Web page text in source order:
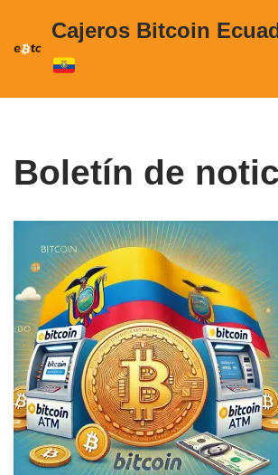
Saltar
contenido
Cajeros Bitcoin
Boletín de